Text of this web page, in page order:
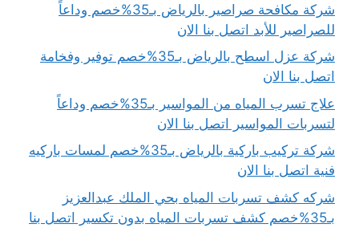
شركة مكافحة صراصير بالرياض بـ35%خصم وداعاً
للصراصير للأبد اتصل بنا الان
شركة عزل اسطح بالرياض بـ35%خصم توفير وفخامة
اتصل بنا الان
علاج تسرب المياه من المواسير بـ35%خصم وداعاً
لتسربات المواسير اتصل بنا الان
شركة تركيب باركية بالرياض بـ35%خصم لمسات باركيه
فنية اتصل بنا الان
شركه كشف تسربات المياه بحي الملك عبدالعزيز
بـ35%خصم كشف تسربات المياه بدون تكسير اتصل بنا